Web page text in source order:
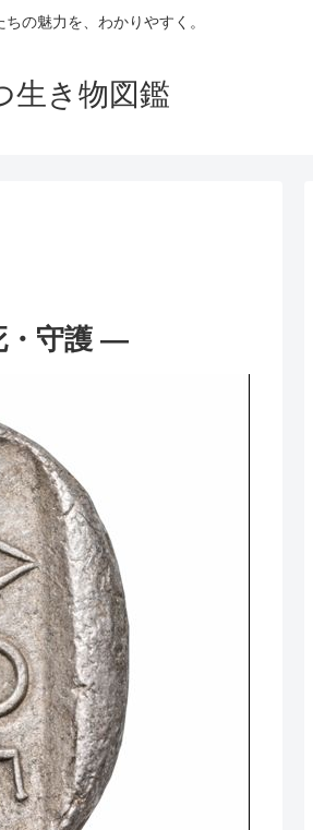
の魅力を、わかりやすく。
生き物図鑑
・守護 ―